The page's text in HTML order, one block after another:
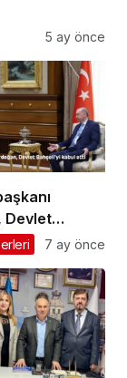
5 ay önce
Devlet
kabul etti
7 ay önce